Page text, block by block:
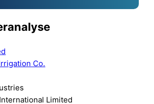
Co.
Limited